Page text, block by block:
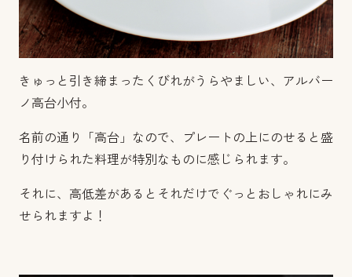
きゅっと引き締まったくびれがうらやましい、アルバー
ノ高台小付。
名前の通り「高台」なので、プレートの上にのせると盛
り付けられた料理が特別なものに感じられます。
それに、高低差があるとそれだけでぐっとおしゃれにみ
せられますよ！